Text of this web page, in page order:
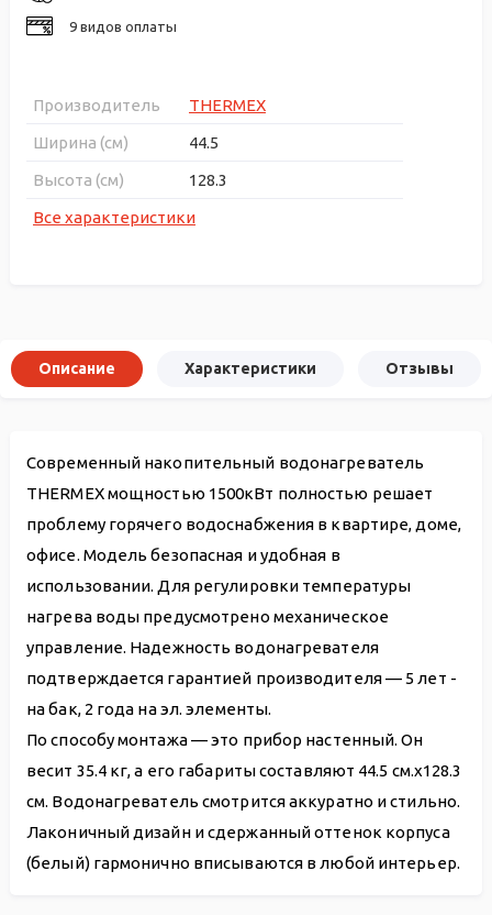
9 видов оплаты
Производитель
THERMEX
Ширина (см)
44.5
Высота (см)
128.3
Все характеристики
Описание Характеристики Отзывы
Современный накопительный водонагреватель
THERMEX мощностью 1500кВт полностью решает
проблему горячего водоснабжения в квартире, доме,
офисе. Модель безопасная и удобная в
использовании. Для регулировки температуры
нагрева воды предусмотрено механическое
управление. Надежность водонагревателя
подтверждается гарантией производителя — 5 лет -
на бак, 2 года на эл. элементы.
По способу монтажа — это прибор настенный. Он
весит 35.4 кг, а его габариты составляют 44.5 см.х128.3
см. Водонагреватель смотрится аккуратно и стильно.
Лаконичный дизайн и сдержанный оттенок корпуса
(белый) гармонично вписываются в любой интерьер.